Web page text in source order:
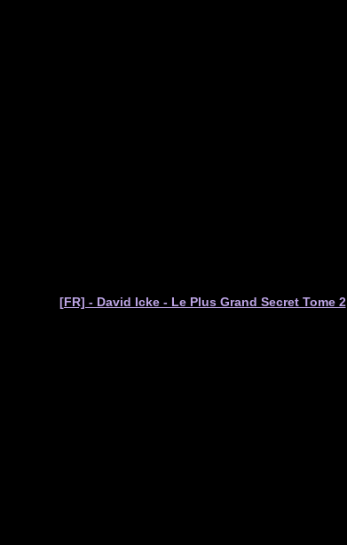
[FR] - David Icke - Le Plus Grand Secret Tome 2